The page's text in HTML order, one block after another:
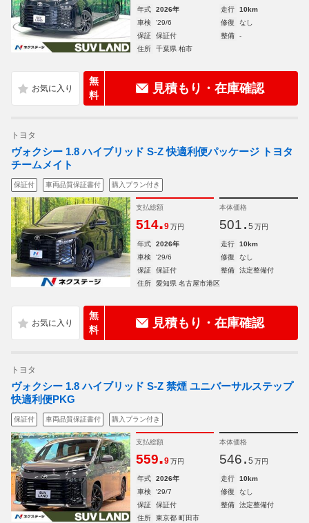
年式 2026年 走行
10km
車検
'29/6 修復
なし
保証
保証付 整備
-
住所
千葉県 柏市
無
料
見積もり・在庫確認
トヨタ
ヴォクシー 1.8 ハイブリッド S-Z 快適利便パッケージ トヨタ
チームメイト
保証付 車両品質保証書付 購入プラン付き
支払総額
514.9 万円
本体価格
501. 5 万円
年式 2026年 走行
10km
車検
'29/6 修復
なし
保証
保証付 整備
法定整備付
住所
愛知県 名古屋市港区
無
料
見積もり・在庫確認
トヨタ
ヴォクシー 1.8 ハイブリッド S-Z 禁煙 ユニバーサルステップ
快適利便PKG
保証付 車両品質保証書付 購入プラン付き
支払総額
559.9 万円
本体価格
546. 5 万円
年式 2026年 走行
10km
車検
'29/7 修復
なし
保証
保証付 整備
法定整備付
住所
東京都 町田市